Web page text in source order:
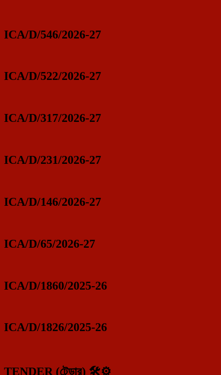
ICA/D/546/2026-27
ICA/D/522/2026-27
ICA/D/317/2026-27
ICA/D/231/2026-27
ICA/D/146/2026-27
ICA/D/65/2026-27
ICA/D/1860/2025-26
ICA/D/1826/2025-26
TENDER (টেন্ডার) 🛠️⚙️